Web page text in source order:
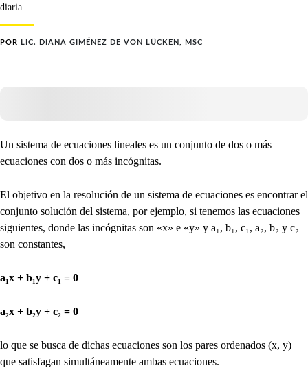
diaria.
POR LIC. DIANA GIMÉNEZ DE VON LÜCKEN, MSC
Un sistema de ecuaciones lineales es un conjunto de dos o más
ecuaciones con dos o más incógnitas.
El objetivo en la resolución de un sistema de ecuaciones es encontrar el
conjunto solución del sistema, por ejemplo, si tenemos las ecuaciones
siguientes, donde las incógnitas son «x» e «y» y a₁, b₁, c₁, a₂, b₂ y c₂
son constantes,
a₁x + b₁y + c₁ = 0
a₂x + b₂y + c₂ = 0
lo que se busca de dichas ecuaciones son los pares ordenados (x, y)
que satisfagan simultáneamente ambas ecuaciones.